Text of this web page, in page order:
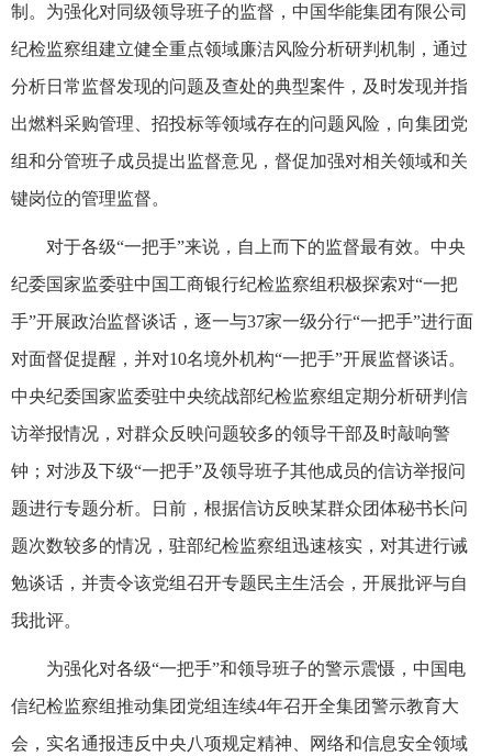
制。为强化对同级领导班子的监督，中国华能集团有限公司
纪检监察组建立健全重点领域廉洁风险分析研判机制，通过
分析日常监督发现的问题及查处的典型案件，及时发现并指
出燃料采购管理、招投标等领域存在的问题风险，向集团党
组和分管班子成员提出监督意见，督促加强对相关领域和关
键岗位的管理监督。
对于各级“一把手”来说，自上而下的监督最有效。中央
纪委国家监委驻中国工商银行纪检监察组积极探索对“一把
手”开展政治监督谈话，逐一与37家一级分行“一把手”进行面
对面督促提醒，并对10名境外机构“一把手”开展监督谈话。
中央纪委国家监委驻中央统战部纪检监察组定期分析研判信
访举报情况，对群众反映问题较多的领导干部及时敲响警
钟；对涉及下级“一把手”及领导班子其他成员的信访举报问
题进行专题分析。日前，根据信访反映某群众团体秘书长问
题次数较多的情况，驻部纪检监察组迅速核实，对其进行诫
勉谈话，并责令该党组召开专题民主生活会，开展批评与自
我批评。
为强化对各级“一把手”和领导班子的警示震慑，中国电
信纪检监察组推动集团党组连续4年召开全集团警示教育大
会，实名通报违反中央八项规定精神、网络和信息安全领域